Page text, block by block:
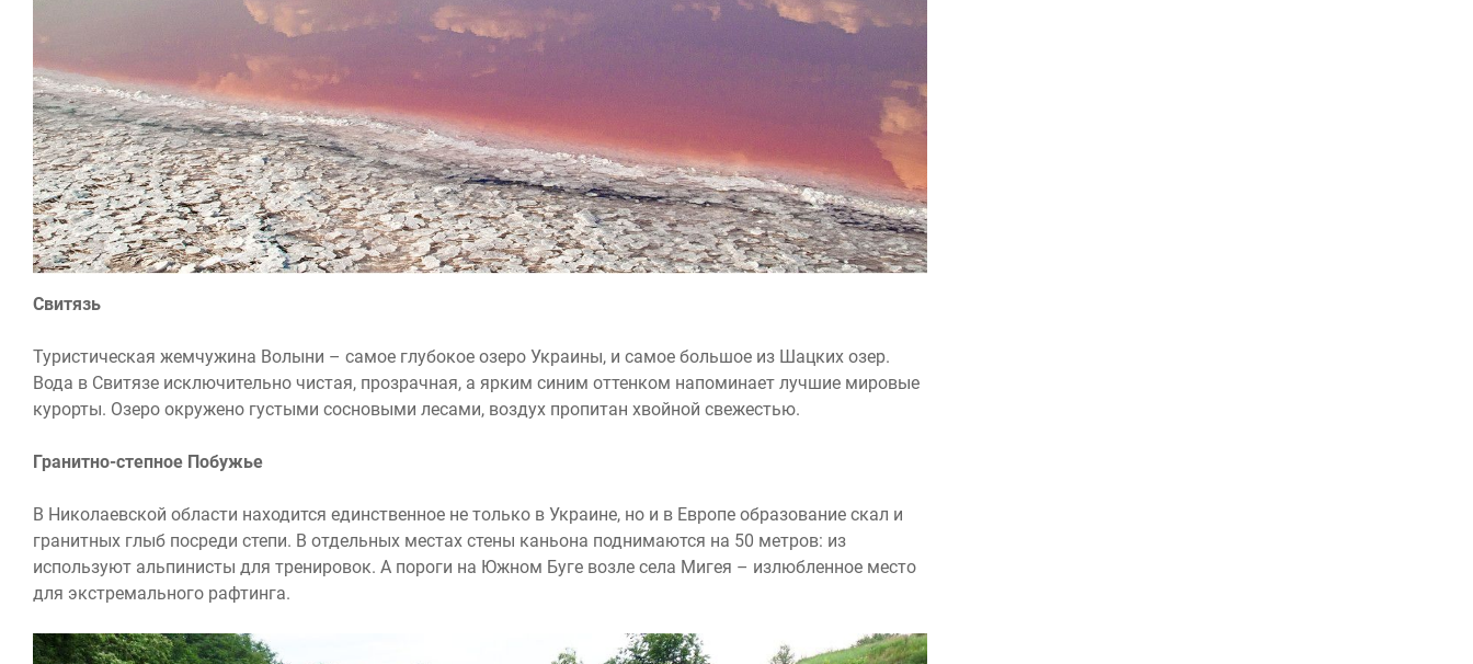
Свитязь
Туристическая жемчужина Волыни – самое глубокое озеро Украины, и самое большое из Шацких озер.
Вода в Свитязе исключительно чистая, прозрачная, а ярким синим оттенком напоминает лучшие мировые
курорты. Озеро окружено густыми сосновыми лесами, воздух пропитан хвойной свежестью.
Гранитно-степное Побужье
В Николаевской области находится единственное не только в Украине, но и в Европе образование скал и
гранитных глыб посреди степи. В отдельных местах стены каньона поднимаются на 50 метров: из
используют альпинисты для тренировок. А пороги на Южном Буге возле села Мигея – излюбленное место
для экстремального рафтинга.